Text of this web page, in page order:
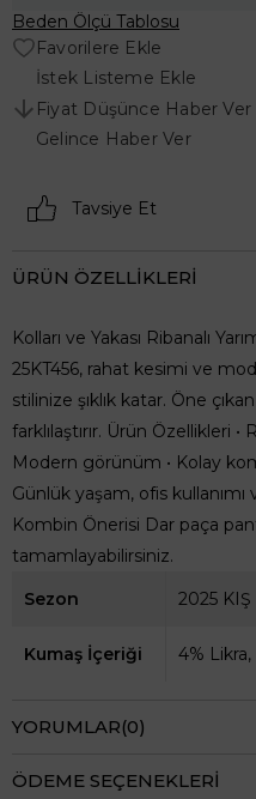
Beden Ölçü Tablosu
Favorilere Ekle
İstek Listeme Ekle
Fiyat Düşünce Haber Ver
Gelince Haber Ver
Tavsiye Et
ÜRÜN ÖZELLIKLERI
Kolları ve Yakası Ribanalı
25KT456, rahat kesimi ve
stilinize şıklık katar. Öne
farklılaştırır. Ürün Özellikleri
Modern görünüm • Kolay
Günlük yaşam, ofis
Kombin Önerisi Dar paça
tamamlayabilirsiniz.
Sezon
2025 KIŞ
Kumaş İçeriği 4%
YORUMLAR(0)
ÖDEME SEÇENEKLERI